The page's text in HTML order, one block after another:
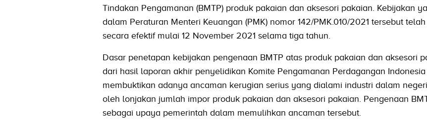
Tindakan Pengamanan (BMTP) produk pakaian dan aksesori pakaian. Kebijakan
dalam Peraturan Menteri Keuangan (PMK) nomor 142/PMK.010/2021 tersebut
secara efektif mulai 12 November 2021 selama tiga tahun.
Dasar penetapan kebijakan pengenaan BMTP atas produk pakaian dan aksesori
dari hasil laporan akhir penyelidikan Komite Pengamanan Perdagangan
membuktikan adanya ancaman kerugian serius yang dialami industri dalam
oleh lonjakan jumlah impor produk pakaian dan aksesori pakaian. Pengenaan
sebagai upaya pemerintah dalam memulihkan ancaman tersebut.